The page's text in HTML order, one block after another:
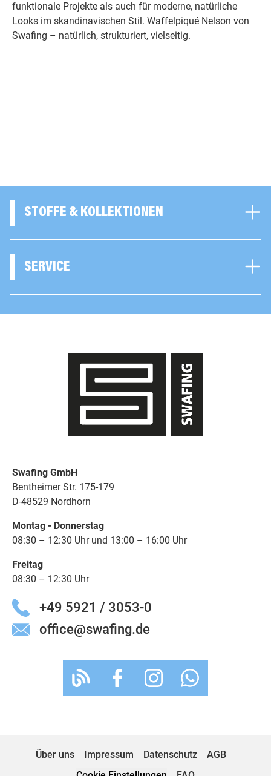
funktionale Projekte als auch für moderne, natürliche
Looks im skandinavischen Stil. Waffelpiqué Nelson von
Swafing – natürlich, strukturiert, vielseitig.
STOFFE & KOLLEKTIONEN
SERVICE
Swafing GmbH
Bentheimer Str. 175-179
D-48529 Nordhorn
Montag - Donnerstag
08:30 – 12:30 Uhr und 13:00 – 16:00 Uhr
Freitag
08:30 – 12:30 Uhr
+49 5921 / 3053-0
office@swafing.de
Über uns Impressum Datenschutz
AGB